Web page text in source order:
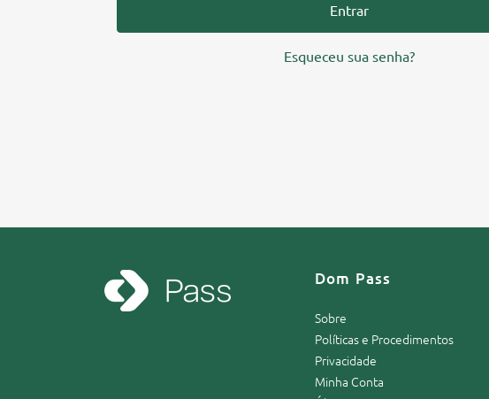
Entrar
Esqueceu sua senha?
Dom Pass
Sobre
Políticas e Procedimentos
Privacidade
Minha Conta